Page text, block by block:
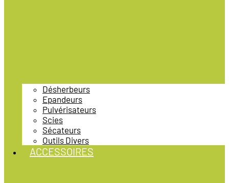
Désherbeurs
Epandeurs
Pulvérisateurs
Scies
Sécateurs
Outils Divers
ACCESSOIRES